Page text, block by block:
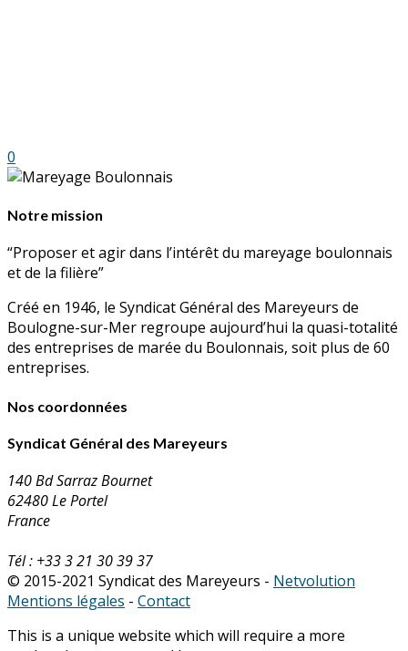
0
Notre mission
“Proposer et agir dans l’intérêt du mareyage boulonnais
et de la filière”
Créé en 1946, le Syndicat Général des Mareyeurs de
Boulogne-sur-Mer regroupe aujourd’hui la quasi-totalité
des entreprises de marée du Boulonnais, soit plus de 60
entreprises.
Nos coordonnées
Syndicat Général des Mareyeurs
140 Bd Sarraz Bournet
62480 Le Portel
France
Tél : +33 3 21 30 39 37
© 2015-2021 Syndicat des Mareyeurs - Netvolution
Mentions légales - Contact
This is a unique website which will require a more